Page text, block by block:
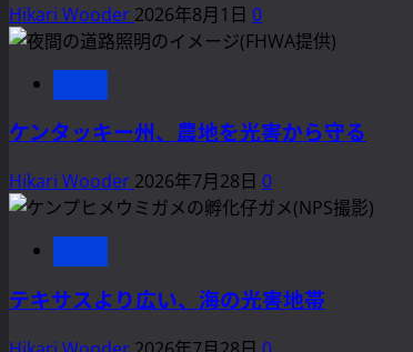
天
文
学
者
た
の
懸
念
と
未
来
へ
Hikari Wooder 2026年8月1日 0
ケンタッキー州、農地を光害から守る
Hikari Wooder 2026年7月28日 0
テキサスより広い、海の光害地帯